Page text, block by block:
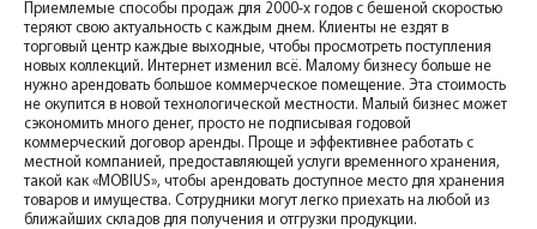
Приемлемые способы продаж для 2000-х годов с бешеной скоростью
теряют свою актуальность с каждым днем. Клиенты не ездят в
торговый центр каждые выходные, чтобы просмотреть поступления
новых коллекций. Интернет изменил всё. Малому бизнесу больше не
нужно арендовать большое коммерческое помещение. Эта стоимость
не окупится в новой технологической местности. Малый бизнес может
сэкономить много денег, просто не подписывая годовой
коммерческий договор аренды. Проще и эффективнее работать с
местной компанией, предоставляющей услуги временного хранения,
такой как «MOBIUS», чтобы арендовать доступное место для хранения
товаров и имущества. Сотрудники могут легко приехать на любой из
ближайших складов для получения и отгрузки продукции.